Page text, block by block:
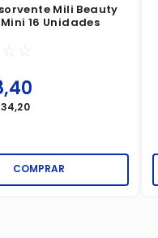
Mili Beauty
16 Unidades
☆ ☆
,40
34,20
COMPRAR